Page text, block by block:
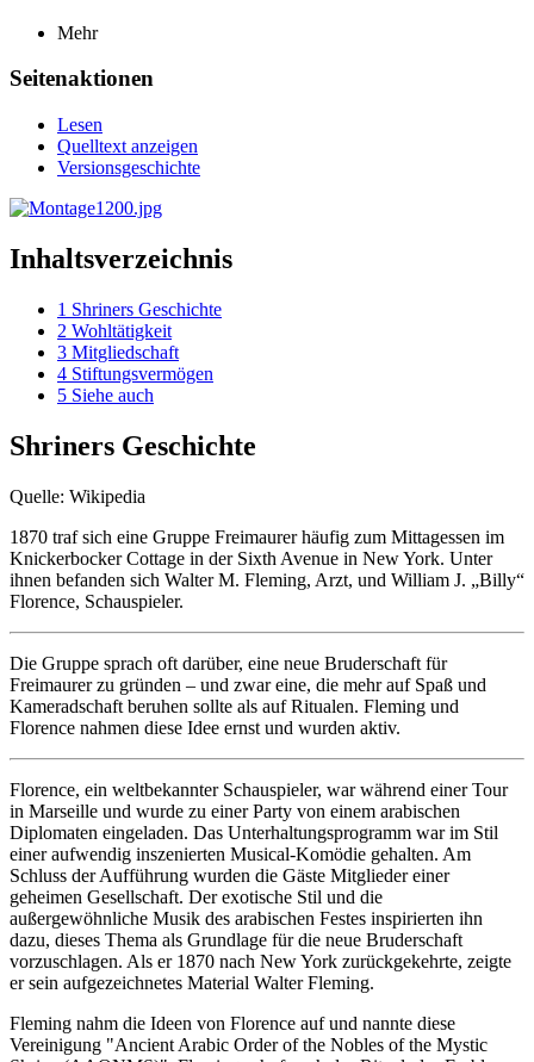
Mehr
Seitenaktionen
Lesen
Quelltext anzeigen
Versionsgeschichte
Inhaltsverzeichnis
1 Shriners Geschichte
2 Wohltätigkeit
3 Mitgliedschaft
4 Stiftungsvermögen
5 Siehe auch
Shriners Geschichte
Quelle: Wikipedia
1870 traf sich eine Gruppe Freimaurer häufig zum Mittagessen im
Knickerbocker Cottage in der Sixth Avenue in New York. Unter
ihnen befanden sich Walter M. Fleming, Arzt, und William J. „Billy“
Florence, Schauspieler.
Die Gruppe sprach oft darüber, eine neue Bruderschaft für
Freimaurer zu gründen – und zwar eine, die mehr auf Spaß und
Kameradschaft beruhen sollte als auf Ritualen. Fleming und
Florence nahmen diese Idee ernst und wurden aktiv.
Florence, ein weltbekannter Schauspieler, war während einer Tour
in Marseille und wurde zu einer Party von einem arabischen
Diplomaten eingeladen. Das Unterhaltungsprogramm war im Stil
einer aufwendig inszenierten Musical-Komödie gehalten. Am
Schluss der Aufführung wurden die Gäste Mitglieder einer
geheimen Gesellschaft. Der exotische Stil und die
außergewöhnliche Musik des arabischen Festes inspirierten ihn
dazu, dieses Thema als Grundlage für die neue Bruderschaft
vorzuschlagen. Als er 1870 nach New York zurückgekehrte, zeigte
er sein aufgezeichnetes Material Walter Fleming.
Fleming nahm die Ideen von Florence auf und nannte diese
Vereinigung "Ancient Arabic Order of the Nobles of the Mystic